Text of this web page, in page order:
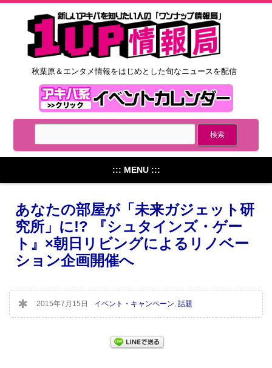
秋葉原＆エンタメ情報をはじめとした旬なニュースを配信
::: MENU :::
あなたの部屋が「未来ガジェット研
究所」に!? 『シュタインズ・ゲー
ト』×朝日リビングによるリノベー
ション企画開催へ
2015年7月15日 イベント・キャンペーン 話題